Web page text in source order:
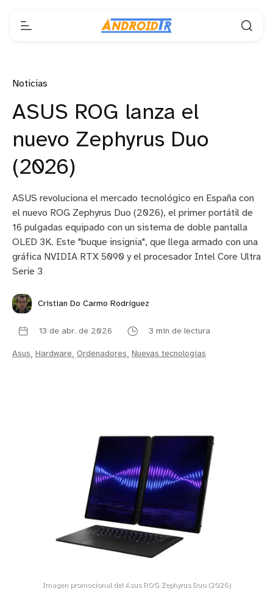
Noticias
ASUS ROG lanza el
nuevo Zephyrus Duo
(2026)
ASUS revoluciona el mercado tecnológico en España con
el nuevo ROG Zephyrus Duo (2026), el primer portátil de
16 pulgadas equipado con un sistema de doble pantalla
OLED 3K. Este "buque insignia", que llega armado con una
gráfica NVIDIA RTX 5090 y el procesador Intel Core Ultra
Serie 3
Cristian Do Carmo Rodríguez
13 de abr. de 2026 3 min de lectura
Asus, Hardware, Ordenadores, Nuevas tecnologías
Imagen promocional del Asus ROG Zephyrus Duo (2026)